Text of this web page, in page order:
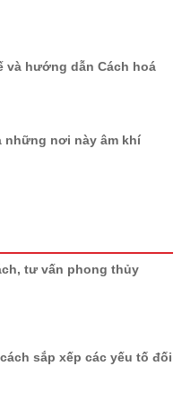
và hướng dẫn Cách hoá
những nơi này âm khí
tư vấn phong thủy
sắp xếp các yếu tố đối